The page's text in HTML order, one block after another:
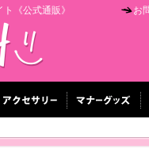
《公式通販》 お